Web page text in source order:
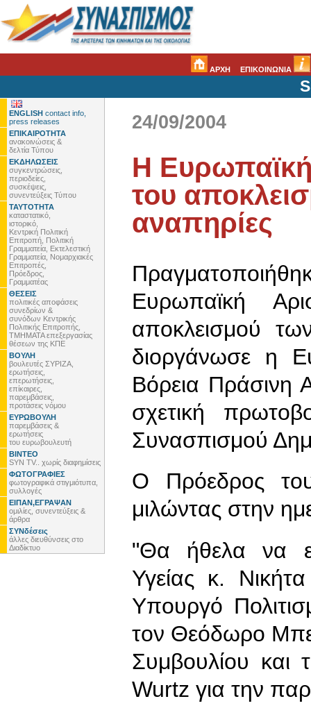
ΑΡΧΗ ΕΠΙΚΟΙΝΩΝΙΑ
ENGLISH contact info,
press releases
ΕΠΙΚΑΙΡΟΤΗΤΑ
ανακοινώσεις &
δελτία Τύπου
ΕΚΔΗΛΩΣΕΙΣ
συγκεντρώσεις,
περιοδείες,
συσκέψεις,
συνεντεύξεις Τύπου
ΤΑΥΤΟΤΗΤΑ
καταστατικό,
ιστορικό,
Κεντρική Πολιτική
Επιτροπή, Πολιτική
Γραμματεία, Εκτελεστική
Γραμματεία, Νομαρχιακές
Επιτροπές,
Πρόεδρος,
Γραμματέας
ΘΕΣΕΙΣ
πολιτικές αποφάσεις
συνεδρίων &
συνόδων Κεντρικής
Πολιτικής Επιτροπής,
ΤΜΗΜΑΤΑ επεξεργασίας
θέσεων της ΚΠΕ
ΒΟΥΛΗ
βουλευτές ΣΥΡΙΖΑ,
ερωτήσεις,
επερωτήσεις,
επίκαιρες,
παρεμβάσεις,
προτάσεις νόμου
ΕΥΡΩΒΟΥΛΗ
παρεμβάσεις &
ερωτήσεις
του ευρωβουλευτή
ΒΙΝΤΕΟ
SYN TV.. χωρίς διαφημίσεις
ΦΩΤΟΓΡΑΦΙΕΣ
φωτογραφικά στιγμιότυπα,
συλλογές
ΕΙΠΑΝ,ΕΓΡΑΨΑΝ
ομιλίες, συνεντεύξεις &
άρθρα
ΣΥΝδέσεις
άλλες διευθύνσεις στο
Διαδίκτυο
24/09/2004
Η Ευρωπαϊκή
του
αναπηρίες
Ευρωπαϊκή
αποκλεισμού
διοργάνωσε η
Βόρεια Πράσινη
σχετική
Συνασπισμού
Ο Πρόεδρος
μιλώντας στην
"Θα ήθελα να
Υγείας κ.
Υπουργό
τον Θεόδωρο
Συμβουλίου και
Wurtz για την